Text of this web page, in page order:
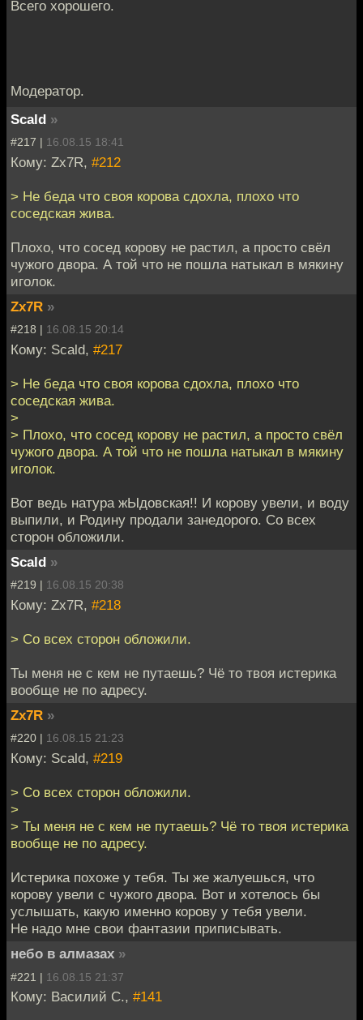
Всего хорошего.
Модератор.
Scald »
#217 | 16.08.15 18:41
Кому: Zx7R, #212
> Hе беда что своя корова сдохла, плохо что
соседская жива.
Плохо, что сосед корову не растил, а просто свёл
чужого двора. А той что не пошла натыкал в мякину
иголок.
Zx7R »
#218 | 16.08.15 20:14
Кому: Scald, #217
> Hе беда что своя корова сдохла, плохо что
соседская жива.
>
> Плохо, что сосед корову не растил, а просто свёл
чужого двора. А той что не пошла натыкал в мякину
иголок.
Вот ведь натура жЫдовская!! И корову увели, и воду
выпили, и Родину продали занедорого. Со всех
сторон обложили.
Scald »
#219 | 16.08.15 20:38
Кому: Zx7R, #218
> Со всех сторон обложили.
Ты меня не с кем не путаешь? Чё то твоя истерика
вообще не по адресу.
Zx7R »
#220 | 16.08.15 21:23
Кому: Scald, #219
> Со всех сторон обложили.
>
> Ты меня не с кем не путаешь? Чё то твоя истерика
вообще не по адресу.
Истерика похоже у тебя. Ты же жалуешься, что
корову увели с чужого двора. Вот и хотелось бы
услышать, какую именно корову у тебя увели.
Не надо мне свои фантазии приписывать.
небо в алмазах »
#221 | 16.08.15 21:37
Кому: Василий С., #141